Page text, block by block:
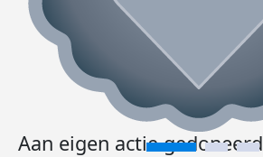
Aan eigen actie gedoneerd